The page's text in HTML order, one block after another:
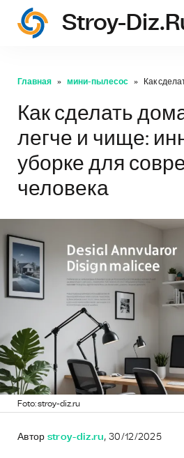
Stroy-
Главная мини-пылесос Как
Как сделать
легче и чище:
уборке для
человека
Foto: stroy-diz.ru
Автор stroy-diz.ru, 30/12/2025